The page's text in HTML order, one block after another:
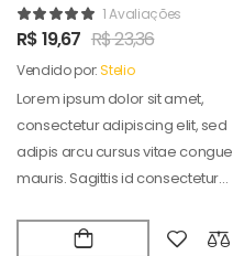
1 Avaliações
R$19,67 R$23,36
Vendido por:Stelio
Lorem ipsum dolor sit amet,
consectetur adipiscing elit, sed
adipis arcu cursus vitae congue
mauris. Sagittis id consectetur